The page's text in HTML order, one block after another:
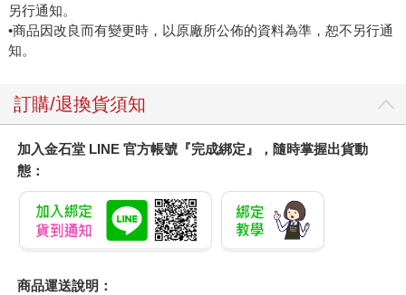
另行通知。
•商品因改良而有變更時，以原廠所公佈的資料為準，恕不另行通
知。
訂購/退換貨須知
加入金石堂 LINE 官方帳號『完成綁定』，隨時掌握出貨動
態：
商品運送說明：